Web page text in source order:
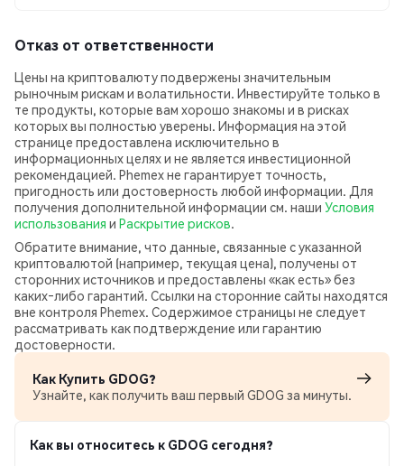
Отказ от ответственности
Цены на криптовалюту подвержены значительным
рыночным рискам и волатильности. Инвестируйте только в
те продукты, которые вам хорошо знакомы и в рисках
которых вы полностью уверены. Информация на этой
странице предоставлена исключительно в
информационных целях и не является инвестиционной
рекомендацией. Phemex не гарантирует точность,
пригодность или достоверность любой информации. Для
получения дополнительной информации см. наши Условия
использования и Раскрытие рисков.
Обратите внимание, что данные, связанные с указанной
криптовалютой (например, текущая цена), получены от
сторонних источников и предоставлены «как есть» без
каких‑либо гарантий. Ссылки на сторонние сайты находятся
вне контроля Phemex. Содержимое страницы не следует
рассматривать как подтверждение или гарантию
достоверности.
Как Купить GDOG?
Узнайте, как получить ваш первый GDOG за минуты.
Как вы относитесь к GDOG сегодня?